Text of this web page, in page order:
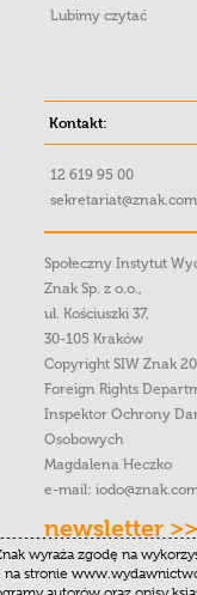
Lubimy czytać
Kontakt:
12 619 95 00
Społeczny Instytut
Znak Sp. z o.o.,
ul. Kościuszki 37,
30-105 Kraków
Copyright SIW Znak
Foreign Rights
Inspektor Ochrony
Osobowych
Magdalena Heczko
e-mail:
newsletter >>
wyraża zgodę na
na stronie